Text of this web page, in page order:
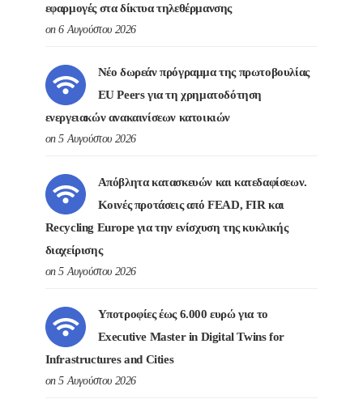
εφαρμογές στα δίκτυα τηλεθέρμανσης
on 6 Αυγούστου 2026
Νέο δωρεάν πρόγραμμα της πρωτοβουλίας
EU Peers για τη χρηματοδότηση
ενεργειακών ανακαινίσεων κατοικιών
on 5 Αυγούστου 2026
Απόβλητα κατασκευών και κατεδαφίσεων.
Κοινές προτάσεις από FEAD, FIR και
Recycling Europe για την ενίσχυση της κυκλικής
διαχείρισης
on 5 Αυγούστου 2026
Υποτροφίες έως 6.000 ευρώ για το
Executive Master in Digital Twins for
Infrastructures and Cities
on 5 Αυγούστου 2026